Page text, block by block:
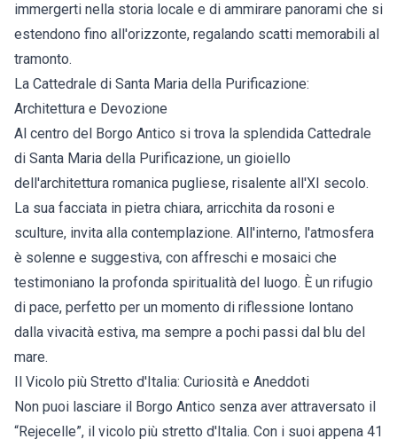
immergerti nella storia locale e di ammirare panorami che si
estendono fino all'orizzonte, regalando scatti memorabili al
tramonto.
La Cattedrale di Santa Maria della Purificazione:
Architettura e Devozione
Al centro del Borgo Antico si trova la splendida Cattedrale
di Santa Maria della Purificazione, un gioiello
dell'architettura romanica pugliese, risalente all'XI secolo.
La sua facciata in pietra chiara, arricchita da rosoni e
sculture, invita alla contemplazione. All'interno, l'atmosfera
è solenne e suggestiva, con affreschi e mosaici che
testimoniano la profonda spiritualità del luogo. È un rifugio
di pace, perfetto per un momento di riflessione lontano
dalla vivacità estiva, ma sempre a pochi passi dal blu del
mare.
Il Vicolo più Stretto d'Italia: Curiosità e Aneddoti
Non puoi lasciare il Borgo Antico senza aver attraversato il
“Rejecelle”, il vicolo più stretto d'Italia. Con i suoi appena 41